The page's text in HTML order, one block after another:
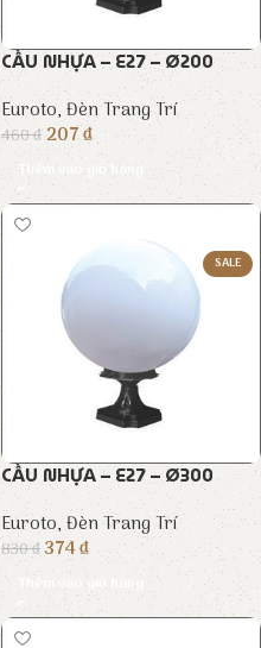
CẦU NHỰA – E27 – Ø200
Euroto, Đèn Trang Trí
460₫ 207₫
Thêm vào giỏ hàng
SALE
CẦU NHỰA – E27 – Ø300
Euroto,Đèn Trang Trí
830₫374₫
Thêm vào giỏ hàng